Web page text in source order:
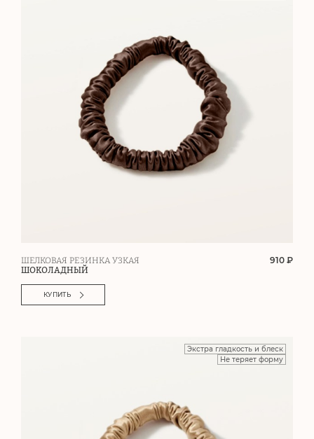
ШЕЛКОВАЯ РЕЗИНКА УЗКАЯ
ШОКОЛАДНЫЙ
910 ₽
КУПИТЬ
Экстра гладкость и блеск
Не теряет форму